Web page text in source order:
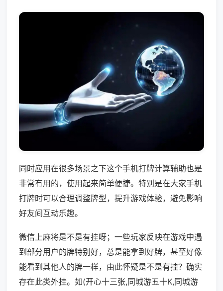
同时应用在很多场景之下这个手机打牌计算辅助也是
非常有用的，使用起来简单便捷。特别是在大家手机
打牌时可以合理调整牌型，提升游戏体验，避免影响
好友间互动乐趣。
微信上麻将是不是有挂呀；一些玩家反映在游戏中遇
到部分用户的牌特别好，总是能拿到好牌，甚至好像
能看到其他人的牌一样，由此怀疑是不是有挂？确实
存在此类外挂。如(开心十三张,同城游五十K,同城游